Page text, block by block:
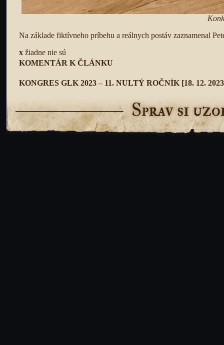
Na základe fiktívneho príbehu a reálnych postáv zaznamenal
x žiadne nie sú
KOMENTÁR K ČLÁNKU
KONGRES GLK 2023 – 11. NULTÝ ROČNÍK [18. 12.